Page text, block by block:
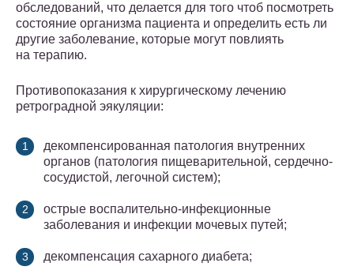
обследований, что делается для того чтоб посмотреть
состояние организма пациента и определить есть ли
другие заболевание, которые могут повлиять
на терапию.
Противопоказания к хирургическому лечению
ретроградной эякуляции:
декомпенсированная патология внутренних
органов (патология пищеварительной, сердечно-
сосудистой, легочной систем);
острые воспалительно-инфекционные
заболевания и инфекции мочевых путей;
декомпенсация сахарного диабета;